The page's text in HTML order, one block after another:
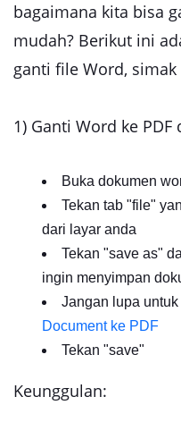
bagaimana kita bisa
mudah? Berikut ini
ganti file Word, simak
1) Ganti Word ke
Buka dokumen
Tekan tab "file"
dari layar anda
Tekan "save as"
ingin menyimpan
Jangan lupa untuk
Document ke PDF
Tekan "save"
Keunggulan: